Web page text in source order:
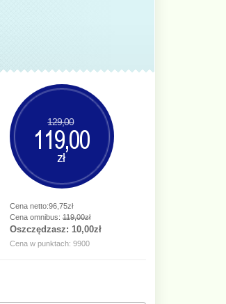
Cena netto:96,75zł
Cena omnibus: 119,00zł
Oszczędzasz: 10,00zł
Cena w punktach: 9900
129,00
119,00
zł